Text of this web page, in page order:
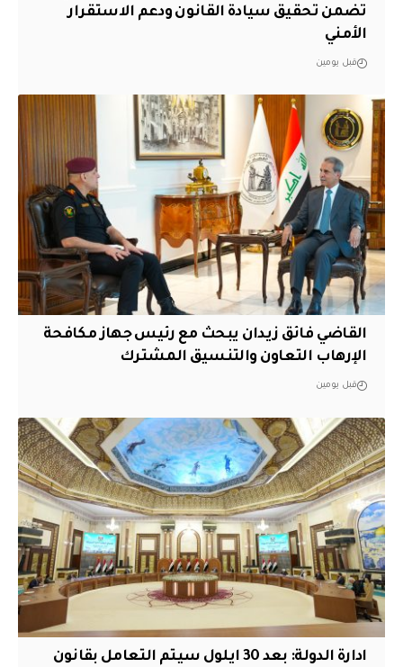
تضمن تحقيق سيادة القانون ودعم الاستقرار
الأمني
قبل يومين
القاضي فائق زيدان يبحث مع رئيس جهاز مكافحة
الإرهاب التعاون والتنسيق المشترك
قبل يومين
ادارة الدولة: بعد 30 ايلول سيتم التعامل بقانون